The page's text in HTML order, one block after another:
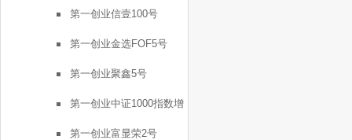
号
第一创业信壹100号
第一创业金选FOF5号
第一创业聚鑫5号
第一创业中证1000指数增
强FOF1号
第一创业富显荣2号